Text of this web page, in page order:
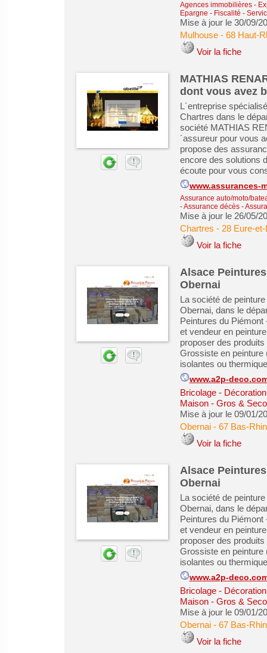
Agences immobilières -
Epargne - Fiscalité -
Mise à jour le 30/09/
Mulhouse- 68 Haut-
Voir la fiche
MATHIAS
dont vous avez
L´entreprise
Chartres dans le
société MATHIAS
´assureur pour vous
propose des
encore des solutions
écoute pour vous
www.assurances-
Assurance auto/moto/
- Assurance décès-
Mise à jour le 26/05/
Chartres - 28 Eure-et-
Voir la fiche
Alsace
Obernai
La société de
Obernai, dans le
Peintures du
et vendeur en
proposer des
Grossiste en peinture
isolantes ou
www.a2p-
Bricolage -
Maison - Gros &
Mise à jour le 09/01/
Obernai- 67 Bas-Rhin
Voir la fiche
Alsace
Obernai
La société de
Obernai, dans le
Peintures du
et vendeur en
proposer des
Grossiste en peinture
isolantes ou
www.a2p-
Bricolage -
Maison - Gros &
Mise à jour le 09/01/
Obernai- 67 Bas-Rhin
Voir la fiche